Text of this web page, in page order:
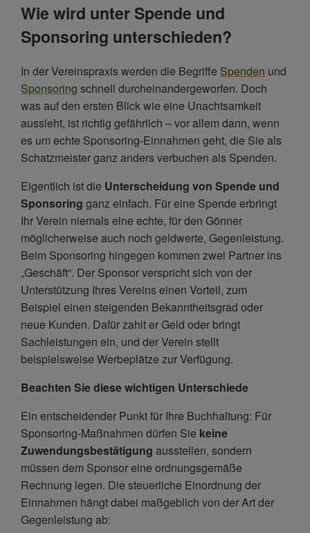
Wie wird unter Spende und
Sponsoring unterschieden?
In der Vereinspraxis werden die Begriffe Spenden und
Sponsoring schnell durcheinandergeworfen. Doch
was auf den ersten Blick wie eine Unachtsamkeit
aussieht, ist richtig gefährlich – vor allem dann, wenn
es um echte Sponsoring-Einnahmen geht, die Sie als
Schatzmeister ganz anders verbuchen als Spenden.
Eigentlich ist die Unterscheidung von Spende und
Sponsoring ganz einfach. Für eine Spende erbringt
Ihr Verein niemals eine echte, für den Gönner
möglicherweise auch noch geldwerte, Gegenleistung.
Beim Sponsoring hingegen kommen zwei Partner ins
„Geschäft“. Der Sponsor verspricht sich von der
Unterstützung Ihres Vereins einen Vorteil, zum
Beispiel einen steigenden Bekanntheitsgrad oder
neue Kunden. Dafür zahlt er Geld oder bringt
Sachleistungen ein, und der Verein stellt
beispielsweise Werbeplätze zur Verfügung.
Beachten Sie diese wichtigen Unterschiede
Ein entscheidender Punkt für Ihre Buchhaltung: Für
Sponsoring-Maßnahmen dürfen Sie keine
Zuwendungsbestätigung ausstellen, sondern
müssen dem Sponsor eine ordnungsgemäße
Rechnung legen. Die steuerliche Einordnung der
Einnahmen hängt dabei maßgeblich von der Art der
Gegenleistung ab: